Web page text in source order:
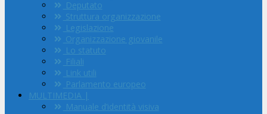
Deputato
Struttura organizzazione
Legislazione
Organizzazione giovanile
Lo statuto
Filiali
Link utili
Parlamento europeo
MULTIMEDIA |
Manuale d’identità visiva